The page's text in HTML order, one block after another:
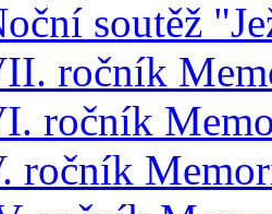
soutěž
ročník
ročník
ročník